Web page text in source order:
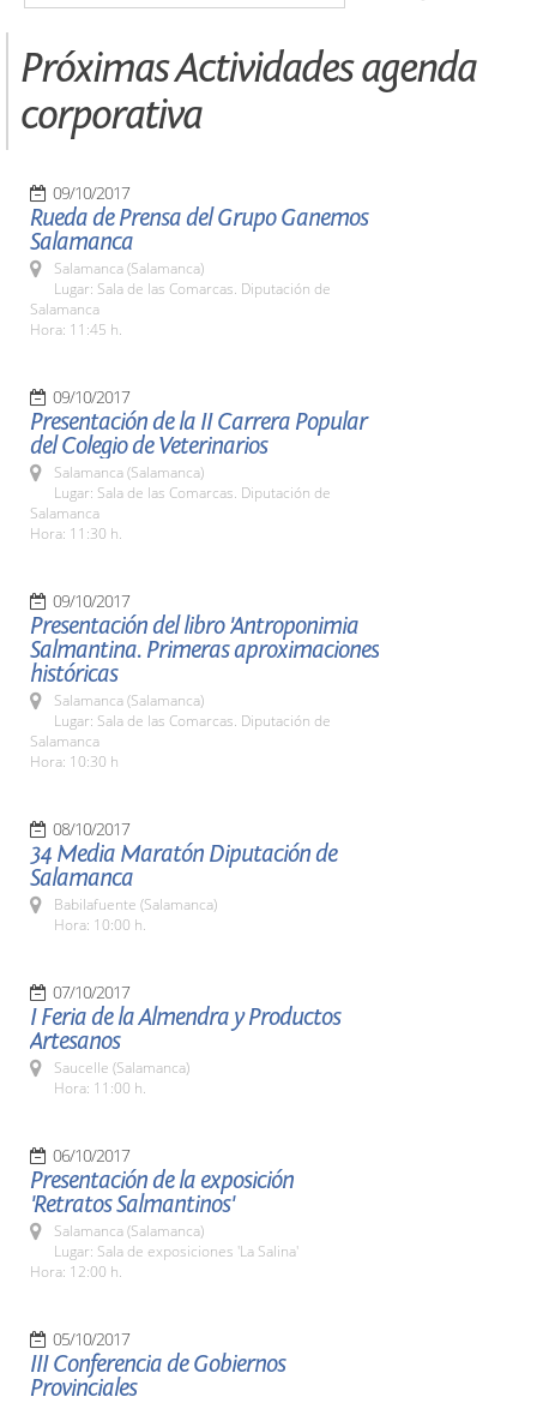
Próximas Actividades agenda
corporativa
09/10/2017
Rueda de Prensa del Grupo Ganemos
Salamanca
Salamanca (Salamanca)
Lugar: Sala de las Comarcas. Diputación de
Salamanca
Hora: 11:45 h.
09/10/2017
Presentación de la II Carrera Popular
del Colegio de Veterinarios
Salamanca (Salamanca)
Lugar: Sala de las Comarcas. Diputación de
Salamanca
Hora: 11:30 h.
09/10/2017
Presentación del libro 'Antroponimia
Salmantina. Primeras aproximaciones
históricas
Salamanca (Salamanca)
Lugar: Sala de las Comarcas. Diputación de
Salamanca
Hora: 10:30 h
08/10/2017
34 Media Maratón Diputación de
Salamanca
Babilafuente (Salamanca)
Hora: 10:00 h.
07/10/2017
I Feria de la Almendra y Productos
Artesanos
Saucelle (Salamanca)
Hora: 11:00 h.
06/10/2017
Presentación de la exposición
'Retratos Salmantinos'
Salamanca (Salamanca)
Lugar: Sala de exposiciones 'La Salina'
Hora: 12:00 h.
05/10/2017
III Conferencia de Gobiernos
Provinciales